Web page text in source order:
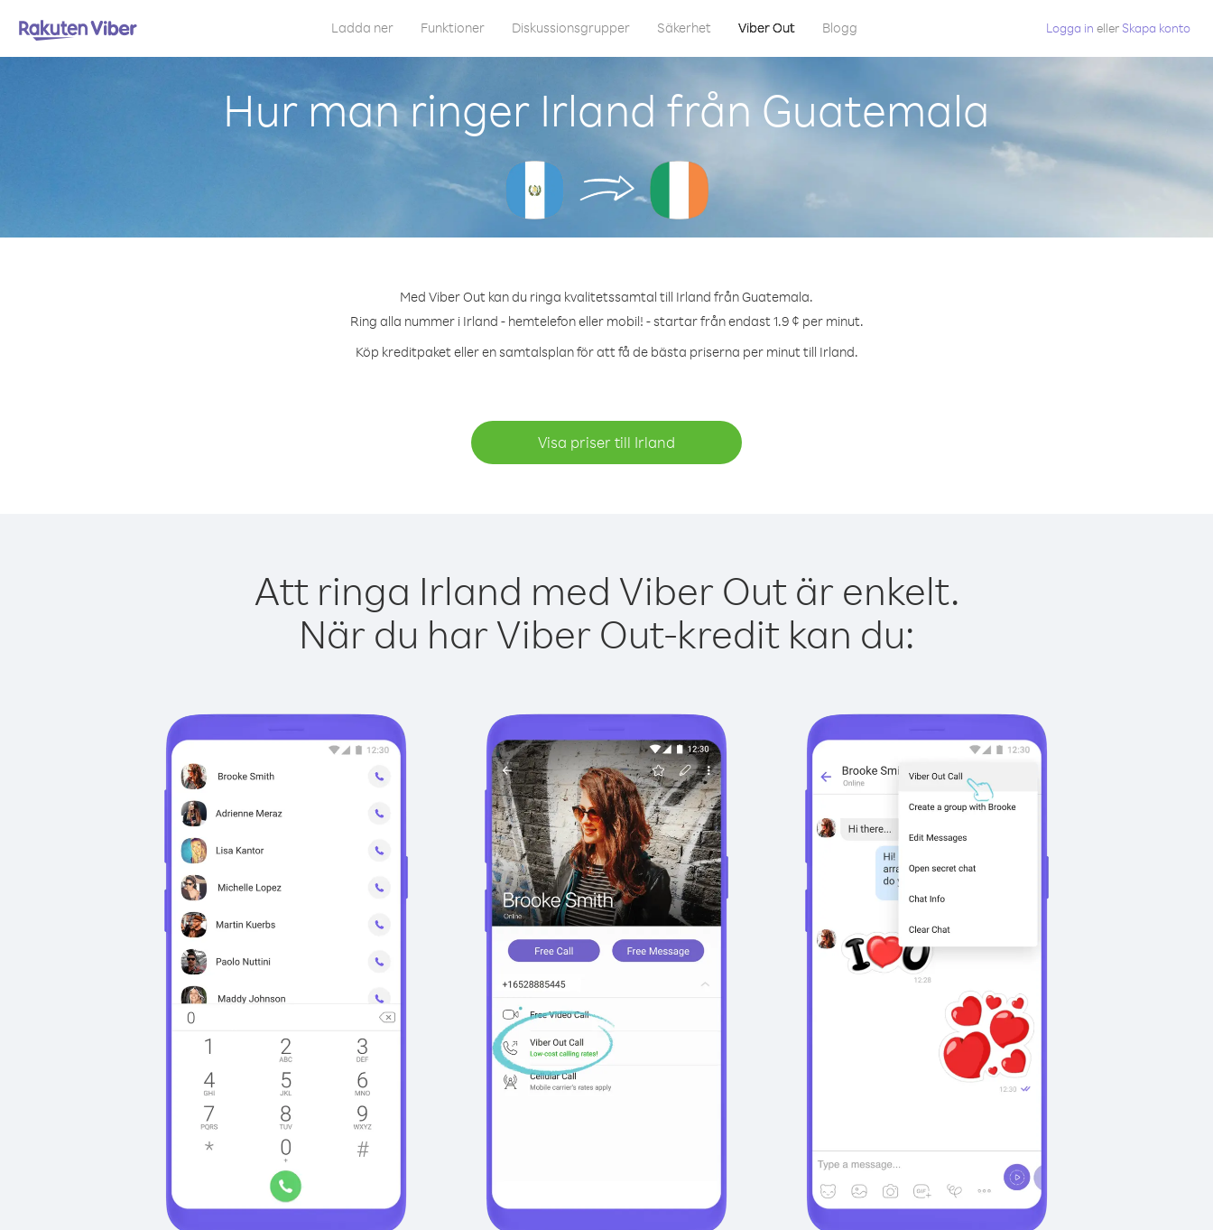
Ladda ner Funktioner Diskussionsgrupper Säkerhet Viber Out Blogg Logga in eller Skapa konto
Hur man ringer Irland från Guatemala
Med Viber Out kan du ringa kvalitetssamtal till Irland från Guatemala.
Ring alla nummer i Irland - hemtelefon eller mobil! - startar från endast 1.9 ¢ per minut.
Köp kreditpaket eller en samtalsplan för att få de bästa priserna per minut till Irland.
Visa priser till Irland
Att ringa Irland med Viber Out är enkelt.
När du har Viber Out-kredit kan du: